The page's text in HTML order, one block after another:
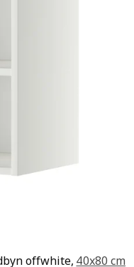
offwhite, 40x80 cm